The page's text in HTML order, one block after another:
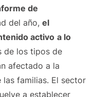
de
del año, el
ac­tivo a lo
de los tipos de
afectado a la
familias. El sector
a establecer